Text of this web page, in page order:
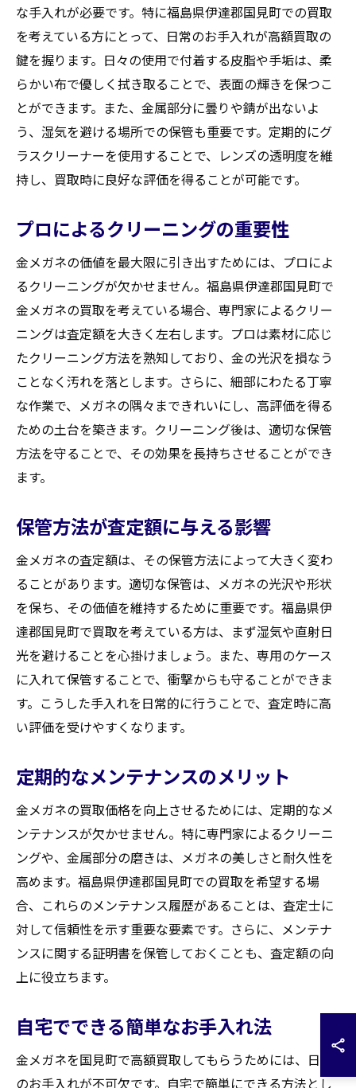
な手入れが必要です。特に福島県伊達郡国見町での買取
を考えている方にとって、日常のお手入れが高額買取の
鍵を握ります。日々の使用で付着する皮脂や手垢は、柔
らかい布で優しく拭き取ることで、表面の輝きを保つこ
とができます。また、金属部分に曇りや錆が出ないよ
う、湿気を避ける場所での保管も重要です。定期的にグ
ラスクリーナーを使用することで、レンズの透明度を維
持し、買取時に良好な評価を得ることが可能です。
プロによるクリーニングの重要性
金メガネの価値を最大限に引き出すためには、プロによ
るクリーニングが欠かせません。福島県伊達郡国見町で
金メガネの買取を考えている場合、専門家によるクリー
ニングは査定額を大きく左右します。プロは素材に応じ
たクリーニング方法を熟知しており、金の光沢を損なう
ことなく汚れを落とします。さらに、細部にわたる丁寧
な作業で、メガネの隅々まできれいにし、高評価を得る
ための土台を築きます。クリーニング後は、適切な保管
方法を守ることで、その効果を長持ちさせることができ
ます。
保管方法が査定額に与える影響
金メガネの査定額は、その保管方法によって大きく変わ
ることがあります。適切な保管は、メガネの光沢や形状
を保ち、その価値を維持するために重要です。福島県伊
達郡国見町で買取を考えている方は、まず湿気や直射日
光を避けることを心掛けましょう。また、専用のケース
に入れて保管することで、衝撃からも守ることができま
す。こうした手入れを日常的に行うことで、査定時に高
い評価を受けやすくなります。
定期的なメンテナンスのメリット
金メガネの買取価格を向上させるためには、定期的なメ
ンテナンスが欠かせません。特に専門家によるクリーニ
ングや、金属部分の磨きは、メガネの美しさと耐久性を
高めます。福島県伊達郡国見町での買取を希望する場
合、これらのメンテナンス履歴があることは、査定士に
対して信頼性を示す重要な要素です。さらに、メンテナ
ンスに関する証明書を保管しておくことも、査定額の向
上に役立ちます。
自宅でできる簡単なお手入れ法
金メガネを国見町で高額買取してもらうためには、日々
のお手入れが不可欠です。自宅で簡単にできる方法とし